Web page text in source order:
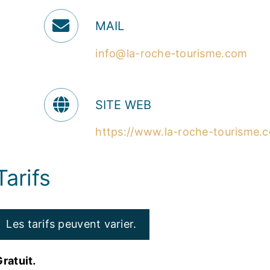
MAIL
info@la-roche-tourisme.com
SITE WEB
https://www.la-roche-
Les tarifs peuvent varier.